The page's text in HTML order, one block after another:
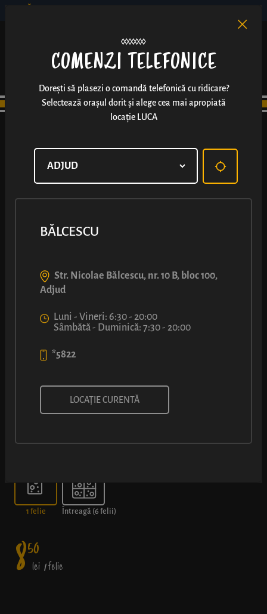
PIZZA CU SALAM PICANT
1 felie Întreagă (6 felii)
850
lei / felie
COMENZI TELEFONICE
Dorești să plasezi o comandă telefonică cu ridicare?
Selectează orașul dorit și alege cea mai apropiată
locație LUCA
BĂLCESCU
Str. Nicolae Bălcescu, nr. 10 B, bloc 100,
Adjud
Luni - Vineri: 6:30 - 20:00
Sâmbătă - Duminică: 7:30 - 20:00
*5822
LOCAȚIE CURENTĂ